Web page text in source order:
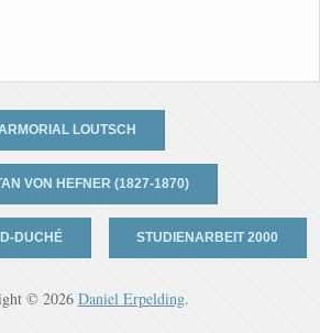
LOUTSCH
VON HEFNER (1827-1870)
DUCHÉ STUDIENARBEIT 2000
© 2026 Daniel Erpelding.